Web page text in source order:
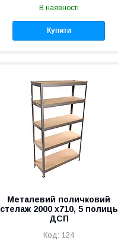
В наявності
Купити
Металевий поличковий
стелаж 2000 x710, 5 полиць
ДСП
124